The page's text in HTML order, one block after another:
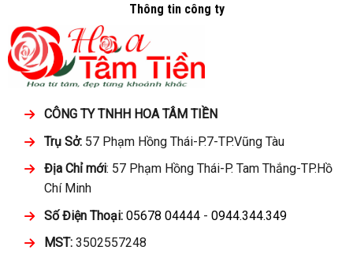
Thông tin công ty
CÔNG TY TNHH HOA TÂM TIỀN
Trụ Sở: 57 Phạm Hồng Thái-P.7-TP.Vũng Tàu
Địa Chỉ mới: 57 Phạm Hồng Thái-P. Tam Thắng-TP.Hồ
Chí Minh
Số Điện Thoại: 05678 04444- 0944.344.349
MST:3502557248